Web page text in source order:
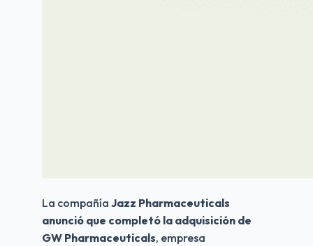
La compañía Jazz Pharmaceuticals
anunció que completó la adquisición de
GW Pharmaceuticals, empresa